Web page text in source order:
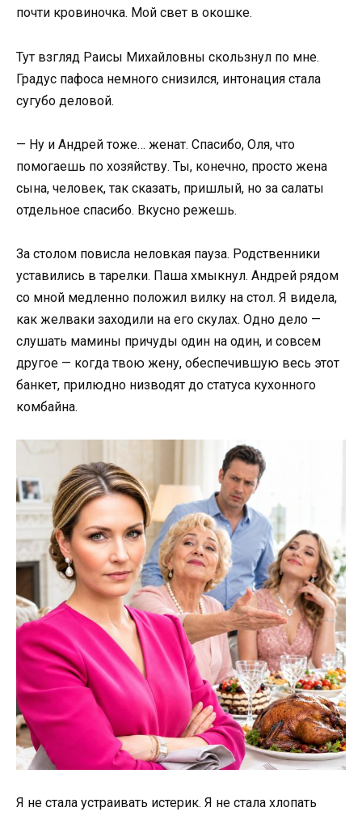
почти кровиночка. Мой свет в окошке.
Тут взгляд Раисы Михайловны скользнул по мне.
Градус пафоса немного снизился, интонация стала
сугубо деловой.
— Ну и Андрей тоже… женат. Спасибо, Оля, что
помогаешь по хозяйству. Ты, конечно, просто жена
сына, человек, так сказать, пришлый, но за салаты
отдельное спасибо. Вкусно режешь.
За столом повисла неловкая пауза. Родственники
уставились в тарелки. Паша хмыкнул. Андрей рядом
со мной медленно положил вилку на стол. Я видела,
как желваки заходили на его скулах. Одно дело —
слушать мамины причуды один на один, и совсем
другое — когда твою жену, обеспечившую весь этот
банкет, прилюдно низводят до статуса кухонного
комбайна.
Я не стала устраивать истерик. Я не стала хлопать